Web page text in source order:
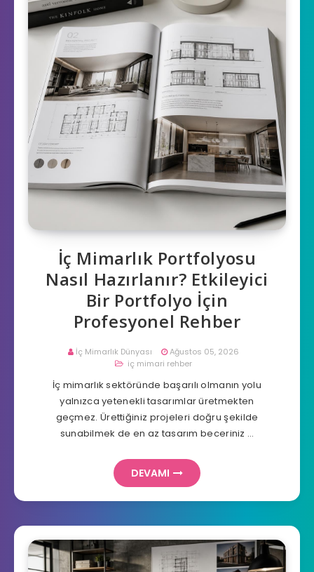
İç Mimarlık Portfolyosu
Nasıl Hazırlanır? Etkileyici
Bir Portfolyo İçin
Profesyonel Rehber
İç Mimarlık Dünyası
Ağustos 05, 2026
iç mimari rehber
İç mimarlık sektöründe başarılı olmanın yolu
yalnızca yetenekli tasarımlar üretmekten
geçmez. Ürettiğiniz projeleri doğru şekilde
sunabilmek de en az tasarım beceriniz …
DEVAMI